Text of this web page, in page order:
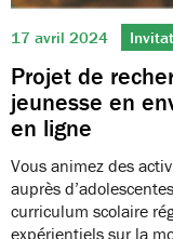
17 avril 2024
Projet de
jeunesse en
en ligne
Vous animez des
auprès
curriculum scolaire
expérientiels sur la